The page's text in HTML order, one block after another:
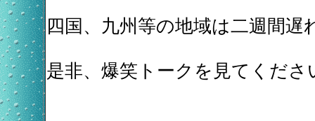
四国、九州等の地域は二週間
是非、爆笑トークを見てくださ